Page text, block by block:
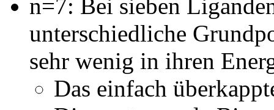
n=7: Bei sieben
unterschiedliche
sehr wenig in ihren
Das einfach